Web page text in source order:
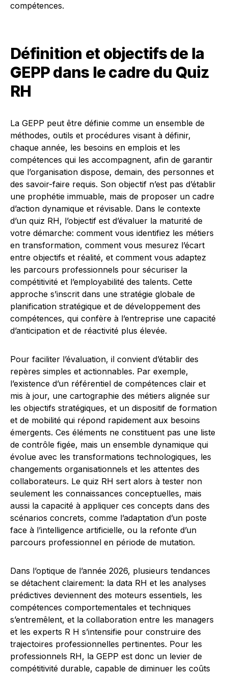
compétences.
Définition et objectifs de la
GEPP dans le cadre du Quiz
RH
La GEPP peut être définie comme un ensemble de
méthodes, outils et procédures visant à définir,
chaque année, les besoins en emplois et les
compétences qui les accompagnent, afin de garantir
que l’organisation dispose, demain, des personnes et
des savoir-faire requis. Son objectif n’est pas d’établir
une prophétie immuable, mais de proposer un cadre
d’action dynamique et révisable. Dans le contexte
d’un quiz RH, l’objectif est d’évaluer la maturité de
votre démarche: comment vous identifiez les métiers
en transformation, comment vous mesurez l’écart
entre objectifs et réalité, et comment vous adaptez
les parcours professionnels pour sécuriser la
compétitivité et l’employabilité des talents. Cette
approche s’inscrit dans une stratégie globale de
planification stratégique et de développement des
compétences, qui confère à l’entreprise une capacité
d’anticipation et de réactivité plus élevée.
Pour faciliter l’évaluation, il convient d’établir des
repères simples et actionnables. Par exemple,
l’existence d’un référentiel de compétences clair et
mis à jour, une cartographie des métiers alignée sur
les objectifs stratégiques, et un dispositif de formation
et de mobilité qui répond rapidement aux besoins
émergents. Ces éléments ne constituent pas une liste
de contrôle figée, mais un ensemble dynamique qui
évolue avec les transformations technologiques, les
changements organisationnels et les attentes des
collaborateurs. Le quiz RH sert alors à tester non
seulement les connaissances conceptuelles, mais
aussi la capacité à appliquer ces concepts dans des
scénarios concrets, comme l’adaptation d’un poste
face à l’intelligence artificielle, ou la refonte d’un
parcours professionnel en période de mutation.
Dans l’optique de l’année 2026, plusieurs tendances
se détachent clairement: la data RH et les analyses
prédictives deviennent des moteurs essentiels, les
compétences comportementales et techniques
s’entremêlent, et la collaboration entre les managers
et les experts R H s’intensifie pour construire des
trajectoires professionnelles pertinentes. Pour les
professionnels RH, la GEPP est donc un levier de
compétitivité durable, capable de diminuer les coûts